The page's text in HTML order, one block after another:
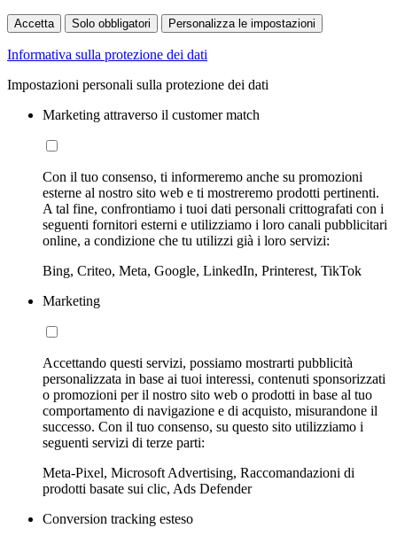
Accetta Solo obbligatori Personalizza le impostazioni
Informativa sulla protezione dei dati
Impostazioni personali sulla protezione dei dati
Marketing attraverso il customer match
Con il tuo consenso, ti informeremo anche su promozioni
esterne al nostro sito web e ti mostreremo prodotti pertinenti.
A tal fine, confrontiamo i tuoi dati personali crittografati con i
seguenti fornitori esterni e utilizziamo i loro canali pubblicitari
online, a condizione che tu utilizzi già i loro servizi:
Bing, Criteo, Meta, Google, LinkedIn, Printerest, TikTok
Marketing
Accettando questi servizi, possiamo mostrarti pubblicità
personalizzata in base ai tuoi interessi, contenuti sponsorizzati
o promozioni per il nostro sito web o prodotti in base al tuo
comportamento di navigazione e di acquisto, misurandone il
successo. Con il tuo consenso, su questo sito utilizziamo i
seguenti servizi di terze parti:
Meta-Pixel, Microsoft Advertising, Raccomandazioni di
prodotti basate sui clic, Ads Defender
Conversion tracking esteso